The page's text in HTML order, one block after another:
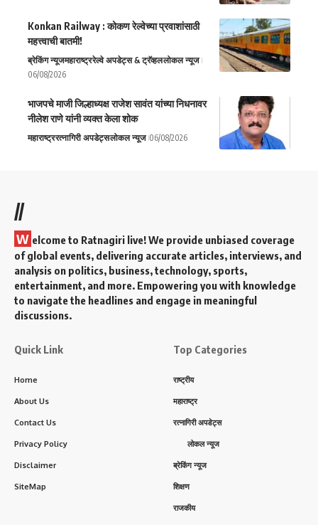
Konkan Railway : कोकण रेल्वेच्या प्रवाशांसाठी
महत्त्वाची बातमी!
ब्रेकिंग न्यूजमहाराष्ट्ररेल्वे अपडेट्स & ट्रॅव्हललोकल न्यूज
06/08/2026
भाजपचे माजी जिल्हाध्यक्ष राजेश सावंत यांच्या निधनावर
नीलेश राणे यांनी व्यक्त केला शोक
महाराष्ट्ररत्नागिरी अपडेट्सलोकल न्यूज 06/08/2026
//
W elcome to Ratnagiri live! We provide unbiased coverage
of global events, delivering accurate articles, interviews, and
analysis on politics, business, technology, sports,
entertainment, and more. Empowering you with knowledge
to navigate the headlines and engage in meaningful
discussions.
Quick Link
Home
About Us
Contact Us
Privacy Policy
Disclaimer
SiteMap
Top Categories
राष्ट्रीय
महाराष्ट्र
रत्नागिरी अपडेट्स
लोकल न्यूज
ब्रेकिंग न्यूज
शिक्षण
राजकीय